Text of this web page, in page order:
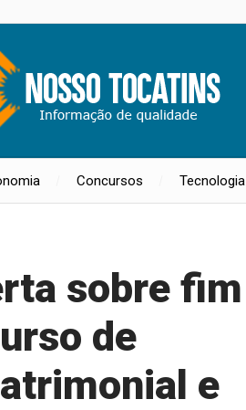
Concursos Tecnologia
sobre
de
e